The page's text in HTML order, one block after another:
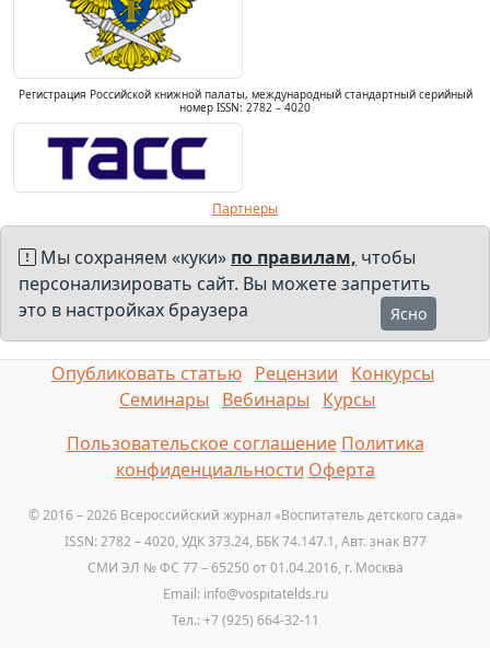
Регистрация Российской книжной палаты, международный стандартный серийный
номер ISSN: 2782 – 4020
Партнеры
Мы сохраняем «куки» по правилам, чтобы
персонализировать сайт. Вы можете запретить
это в настройках браузера
Ясно
Опубликовать статью Рецензии
Конкурсы
Семинары
Вебинары
Курсы
Пользовательское соглашение Политика
конфиденциальности Оферта
© 2016 – 2026 Всероссийский журнал «Воспитатель детского сада»
ISSN: 2782 – 4020, УДК 373.24, ББК 74.147.1, Авт. знак B77
СМИ ЭЛ № ФС 77 – 65250 от 01.04.2016, г. Москва
Email: info@vospitatelds.ru
Тел.: +7 (925) 664-32-11